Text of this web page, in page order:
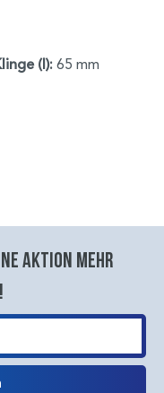
(I): 65 mm
aktion mehr